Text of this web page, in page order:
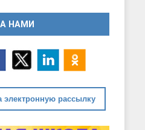
НАМИ
электронную рассылку